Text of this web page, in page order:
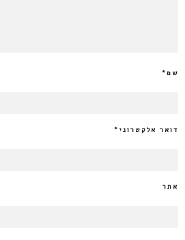
שם*
דואר אלקטרוני *
אתר